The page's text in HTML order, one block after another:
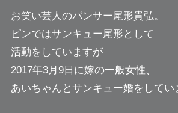
お笑い芸人のパンサー尾形貴弘。
ピンではサンキュー尾形として
活動をしていますが
2017年3月9日に嫁の一般女性、
あいちゃんとサンキュー婚をしてい